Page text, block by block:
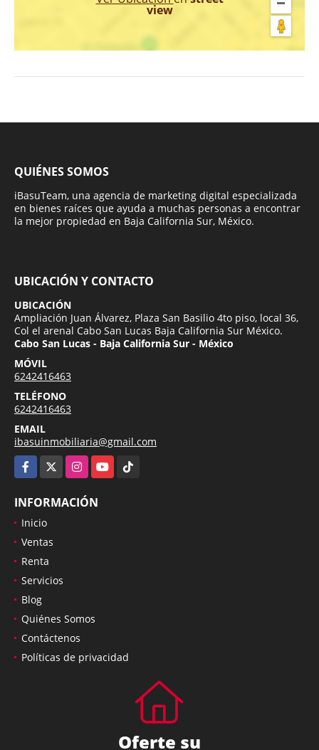
view
QUIÉNES SOMOS
iBasuTeam, una agencia de marketing digital especializada
en bienes raíces que ayuda a muchas personas a encontrar
la mejor propiedad en Baja California Sur, México.
UBICACIÓN Y CONTACTO
UBICACIÓN
Ampliación Juan Álvarez, Plaza San Basilio 4to piso, local 36,
Col el arenal Cabo San Lucas Baja California Sur México.
Cabo San Lucas - Baja California Sur - México
MÓVIL
6242416463
TELÉFONO
6242416463
EMAIL
ibasuinmobiliaria@gmail.com
Facebook
InstagramYouTubeTikTok
INFORMACIÓN
Inicio
Ventas
Renta
Servicios
Blog
Quiénes Somos
Contáctenos
Políticas de privacidad
Oferte su